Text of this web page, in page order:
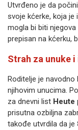
Utvrđeno je da
svoje kćerke, koja je
mogla bi biti
prepisan na kćerku,
Strah za unuke
Roditelje je
njihovim unucima.
za dnevni list Heute
prisutna ozbiljna
takođe utvrdila da je